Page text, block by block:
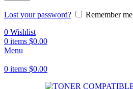
Lost your password?
Remember me
0 Wishlist
0 items $0.00
Menu
0 items $0.00